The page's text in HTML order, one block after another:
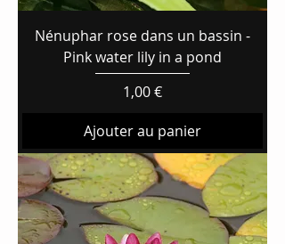
Nénuphar rose dans un bassin -
Pink water lily in a pond
Prix
1,00 €
Ajouter au panier